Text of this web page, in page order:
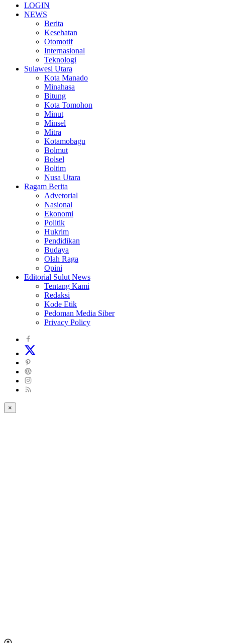
LOGIN
NEWS
Berita
Kesehatan
Otomotif
Internasional
Teknologi
Sulawesi Utara
Kota Manado
Minahasa
Bitung
Kota Tomohon
Minut
Minsel
Mitra
Kotamobagu
Bolmut
Bolsel
Boltim
Nusa Utara
Ragam Berita
Advetorial
Nasional
Ekonomi
Politik
Hukrim
Pendidikan
Budaya
Olah Raga
Opini
Editorial Sulut News
Tentang Kami
Redaksi
Kode Etik
Pedoman Media Siber
Privacy Policy
×